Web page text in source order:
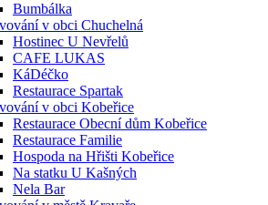
Bumbálka
v obci Chuchelná
Hostinec U Nevřelů
CAFE LUKAS
KáDéčko
Restaurace Spartak
v obci Kobeřice
Restaurace Obecní dům Kobeřice
Restaurace Familie
Hospoda na Hřišti Kobeřice
Na statku U Kašných
Nela Bar